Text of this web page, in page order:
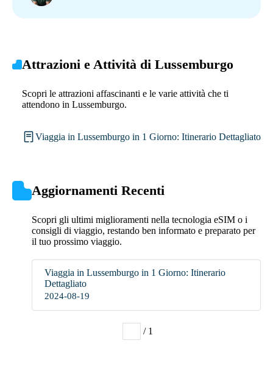
Attrazioni e Attività di Lussemburgo
Scopri le attrazioni affascinanti e le varie attività che ti
attendono in Lussemburgo.
Viaggia in Lussemburgo in 1 Giorno: Itinerario Dettagliato
Aggiornamenti Recenti
Scopri gli ultimi miglioramenti nella tecnologia eSIM o i
consigli di viaggio, restando ben informato e preparato per
il tuo prossimo viaggio.
Viaggia in Lussemburgo in 1 Giorno: Itinerario
Dettagliato
2024-08-19
/ 1